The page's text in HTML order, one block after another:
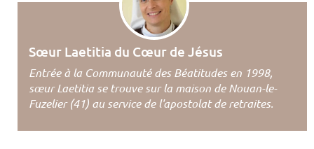
Sœur Laetitia du Cœur de Jésus
Entrée à la Communauté des Béatitudes en 1998,
sœur Laetitia se trouve sur la maison de Nouan-le-
Fuzelier (41) au service de l'apostolat de retraites.